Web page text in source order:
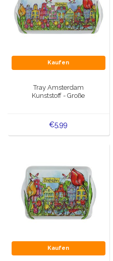
Salz-und Pfefferstreuer
Kaufen
Tray Amsterdam
Kunststoff - Große
€5,99
Kaufen